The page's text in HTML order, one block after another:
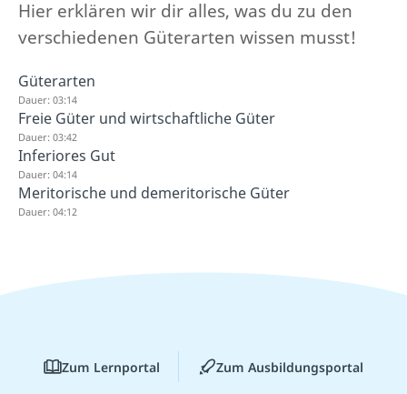
Hier erklären wir dir alles, was du zu den
verschiedenen Güterarten wissen musst!
Güterarten
Dauer: 03:14
Freie Güter und wirtschaftliche Güter
Dauer: 03:42
Inferiores Gut
Dauer: 04:14
Meritorische und demeritorische Güter
Dauer: 04:12
Zum Lernportal Zum Ausbildungsportal